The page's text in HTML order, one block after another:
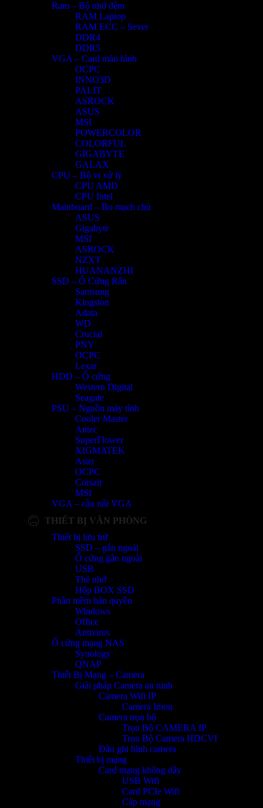
Ram – Bộ nhớ đệm
RAM Laptop
RAM ECC – Sever
DDR4
DDR5
VGA – Card màn hình
OCPC
INNO3D
PALIT
ASROCK
ASUS
MSI
POWERCOLOR
COLORFUL
GIGABYTE
GALAX
CPU – Bộ vi xử lý
CPU AMD
CPU Intel
Mainboard – Bo mạch chủ
ASUS
Gigabyte
MSI
ASROCK
NZXT
HUANANZHI
SSD – Ổ Cứng Rắn
Samsung
Kingston
Adata
WD
Crucial
PNY
OCPC
Lexar
HDD – Ổ cứng
Western Digital
Seagate
PSU – Nguồn máy tính
Cooler Master
Antec
SuperFlower
XIGMATEK
Asus
OCPC
Corsair
MSI
VGA – cầu nối VGA
THIẾT BỊ VĂN PHÒNG
Thiết bị lưu trữ
SSD – gắn ngoài
Ổ cứng gắn ngoài
USB
Thẻ nhớ
Hộp BOX SSD
Phần mềm bản quyền
Windows
Office
Antivirus
Ổ cứng mạng NAS
Synology
QNAP
Thiết Bị Mạng – Camera
Giải pháp Camera an ninh
Camera Wifi IP
Camera Imou
Camera trọn bộ
Trọn Bộ CAMERA IP
Trọn Bộ Camera HDCVI
Đầu ghi hình camera
Thiết bị mạng
Card mạng không dây
USB Wifi
Card PCIe Wifi
Cáp mạng